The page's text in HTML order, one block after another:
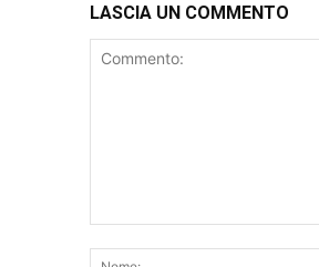
LASCIA UN COMMENTO